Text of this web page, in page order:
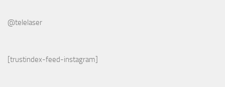
@telelaser
[trustindex-feed-instagram]